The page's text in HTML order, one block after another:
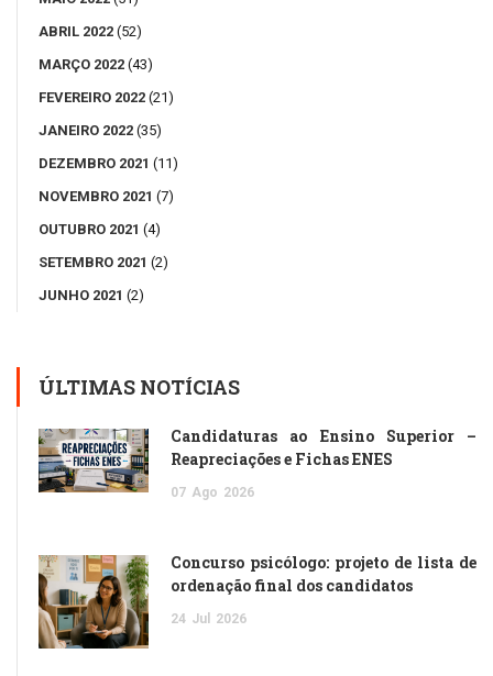
ABRIL 2022 (52)
MARÇO 2022 (43)
FEVEREIRO 2022 (21)
JANEIRO 2022 (35)
DEZEMBRO 2021 (11)
NOVEMBRO 2021 (7)
OUTUBRO 2021 (4)
SETEMBRO 2021 (2)
JUNHO 2021 (2)
ÚLTIMAS NOTÍCIAS
Candidaturas ao Ensino Superior –
Reapreciações e Fichas ENES
07 Ago 2026
Concurso psicólogo: projeto de lista de
ordenação final dos candidatos
24 Jul 2026